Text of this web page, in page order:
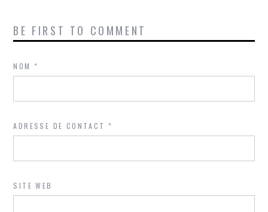
BE FIRST TO COMMENT
NOM*
ADRESSE DE CONTACT*
SITE WEB